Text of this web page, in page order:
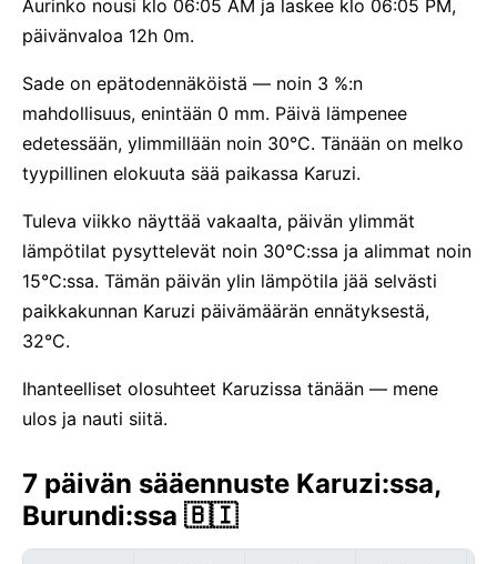
Aurinko nousi klo 06:05 AM ja laskee klo 06:05 PM,
päivänvaloa 12h 0m.
Sade on epätodennäköistä — noin 3 %:n
mahdollisuus, enintään 0 mm. Päivä lämpenee
edetessään, ylimmillään noin 30°C. Tänään on melko
tyypillinen elokuuta sää paikassa Karuzi.
Tuleva viikko näyttää vakaalta, päivän ylimmät
lämpötilat pysyttelevät noin 30°C:ssa ja alimmat noin
15°C:ssa. Tämän päivän ylin lämpötila jää selvästi
paikkakunnan Karuzi päivämäärän ennätyksestä,
32°C.
Ihanteelliset olosuhteet Karuzissa tänään — mene
ulos ja nauti siitä.
7 päivän sääennuste Karuzi:ssa,
Burundi:ssa 🇧🇮